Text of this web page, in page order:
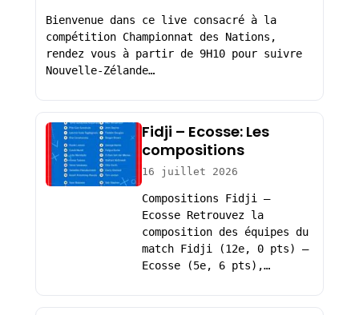
Bienvenue dans ce live consacré à la
compétition Championnat des Nations,
rendez vous à partir de 9H10 pour suivre
Nouvelle-Zélande…
Fidji – Ecosse: Les
compositions
16 juillet 2026
Compositions Fidji –
Ecosse Retrouvez la
composition des équipes du
match Fidji (12e, 0 pts) –
Ecosse (5e, 6 pts),…